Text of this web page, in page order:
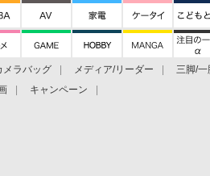
メラバッグ メディア/リーダー 三脚/一
キャンペーン